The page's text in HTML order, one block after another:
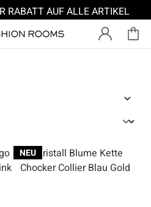
RABATT AUF ALLE ARTIKEL
NEU